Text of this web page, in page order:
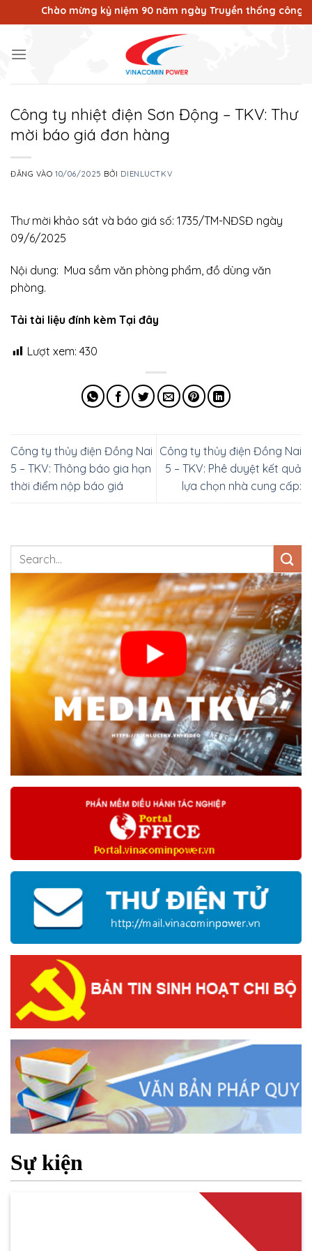
qua
dung
Chào mừng kỷ niệm 90 năm ngày Truyền thống công
Công ty nhiệt điện Sơn Động – TKV: Thư
mời báo giá đơn hàng
ĐĂNG VÀO10/06/2025 BỞI DIENLUCTKV
Thư mời khảo sát và báo giá số: 1735/TM-NĐSĐ ngày
09/6/2025
Nội dung: Mua sắm văn phòng phẩm, đồ dùng văn
phòng.
Tải tài liệu đính kèm Tại đây
Lượt xem: 430
Công ty thủy điện Đồng Nai
5 – TKV: Thông báo gia hạn
thời điểm nộp báo giá
Công ty thủy điện Đồng Nai
5 – TKV: Phê duyệt kết quả
lựa chọn nhà cung cấp:
Sự kiện